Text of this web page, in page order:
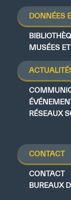
DONNÉES
MUSÉES
RÉSEAUX
CONTACT
CONTACT
BUREAUX